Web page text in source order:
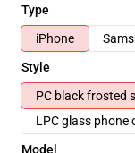
Type
iPhone
Style
PC black frosted
LPC glass phone
Model